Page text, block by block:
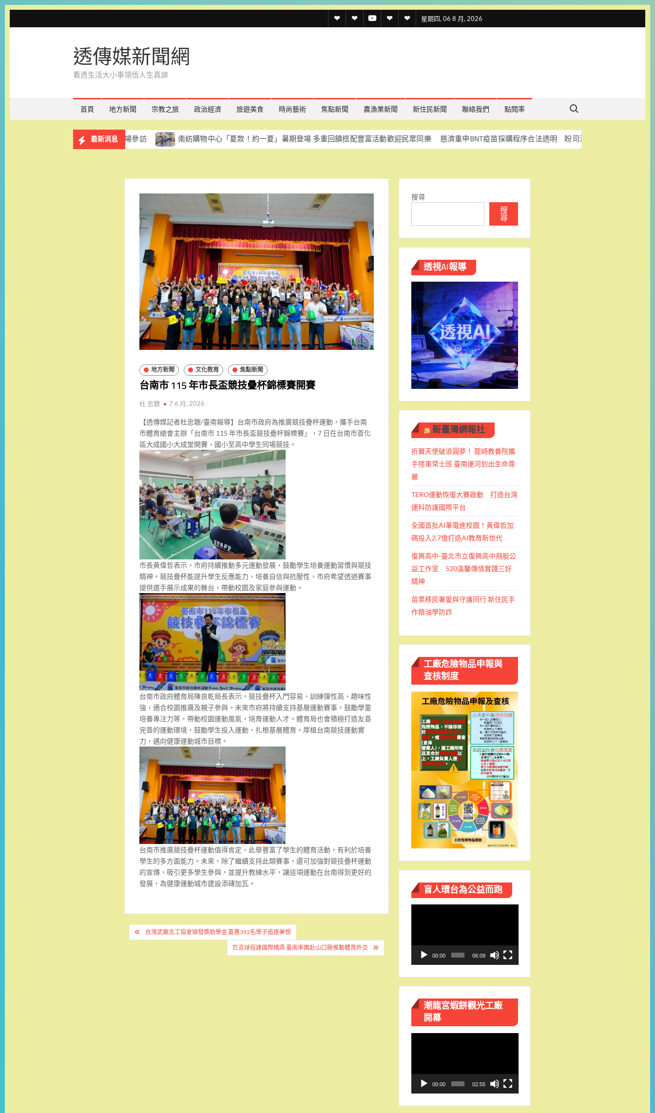
to
星期四, 06 8 月, 2026
透 透
名
透 聯 官
透傳媒新聞網
看透生活大小事領悟人生真諦
首頁 地方新聞 宗教之旅 政治經濟 旅遊美食 時尚藝術 焦點新聞 農漁業新聞 新住民新聞 聯絡我們 點閱率
Search for:
最新消息
8月29日辦理講座暨職場參訪 南紡購物中心「夏款！約一夏」暑期登場 多重回饋搭配豐富活動歡迎民眾同樂 慈濟重申BNT疫苗採購程序合法透明 盼司法釐清真相
地方新聞 文化教育 焦點新聞
台南市 115 年市長盃競技疊杯錦標賽開賽
杜 忠聰 7 6 月, 2026
【透傳媒記者杜忠聰/臺南報導】台南市政府為推廣競技疊杯運動，攜手台南
市體育總會主辦「台南市 115 年市長盃競技疊杯錦標賽」，7 日在台南市善化
區大成國小大成堂開賽，國小至高中學生同場競技。
市長黃偉哲表示，市府持續推動多元運動發展，鼓勵學生培養運動習慣與競技
精神。競技疊杯能提升學生反應能力、培養自信與抗壓性，市府希望透過賽事
提供選手展示成果的舞台，帶動校園及家庭參與運動。
台南市政府體育局陳良乾局長表示，競技疊杯入門容易、訓練彈性高、趣味性
強，適合校園推廣及親子參與。未來市府將持續支持基層運動賽事，鼓勵學童
培養專注力等，帶動校園運動風氣，培育運動人才。體育局也會積極打造友善
完善的運動環境，鼓勵學生投入運動，扎根基層體育，厚植台南競技運動實
力，邁向健康運動城市目標。
台南市推廣競技疊杯運動值得肯定，此舉豐富了學生的體育活動，有利於培養
學生的多方面能力。未來，除了繼續支持此類賽事，還可加強對競技疊杯運動
的宣傳，吸引更多學生參與，並提升教練水平，讓這項運動在台南得到更好的
發展，為健康運動城市建設添磚加瓦。
文
章
台灣武廟志工協會頒發獎助學金 嘉惠392名學子追逐夢想
匹克球搭建國際橋梁 臺南率團赴山口縣推動體育外交
搜尋
搜
尋
透視AI報導
新臺灣網報社
折翼天使破浪圓夢！ 龍崎教養院攜
手陸軍常士班 ​臺南運河划出生命尊
嚴
TERO運動恢復大賽啟動 打造台灣
運科防護國際平台
全國首批AI筆電進校園！黃偉哲加
碼投入2.7億打造AI教育新世代
復興高中-臺北市立復興高中飛艇公
益工作室 520溫馨傳情實踐三好
精神
苗栗移民署愛與守護同行 新住民手
作精油學防詐
工廠危險物品申報與
查核制度
盲人環台​為公益而跑
放
00:00 06:09
潮龍宮蝦餅觀光工廠
開幕
00:00 02:55